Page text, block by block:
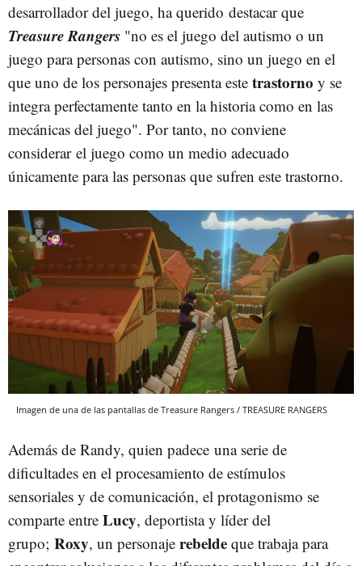
desarrollador del juego, ha querido destacar que
Treasure Rangers "no es el juego del autismo o un
juego para personas con autismo, sino un juego en el
que uno de los personajes presenta este trastorno y se
integra perfectamente tanto en la historia como en las
mecánicas del juego". Por tanto, no conviene
considerar el juego como un medio adecuado
únicamente para las personas que sufren este trastorno.
Imagen de una de las pantallas de Treasure Rangers / TREASURE RANGERS
Además de Randy, quien padece una serie de
dificultades en el procesamiento de estímulos
sensoriales y de comunicación, el protagonismo se
comparte entre Lucy, deportista y líder del
grupo; Roxy, un personaje rebelde que trabaja para